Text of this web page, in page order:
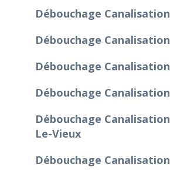
Débouchage
Débouchage
Débouchage
Débouchage
Débouchage
Le-Vieux
Débouchage